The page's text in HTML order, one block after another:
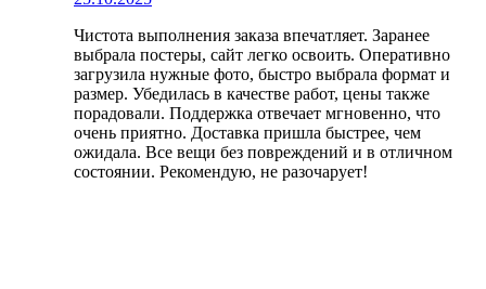
Чистота выполнения заказа впечатляет. Заранее
выбрала постеры, сайт легко освоить. Оперативно
загрузила нужные фото, быстро выбрала формат и
размер. Убедилась в качестве работ, цены также
порадовали. Поддержка отвечает мгновенно, что
очень приятно. Доставка пришла быстрее, чем
ожидала. Все вещи без повреждений и в отличном
состоянии. Рекомендую, не разочарует!